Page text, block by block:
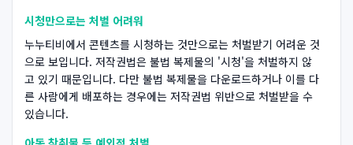
시청만으로는 처벌 어려워
누누티비에서 콘텐츠를 시청하는 것만으로는 처벌받기 어려운 것
으로 보입니다. 저작권법은 불법 복제물의 '시청'을 처벌하지 않
고 있기 때문입니다. 다만 불법 복제물을 다운로드하거나 이를 다
른 사람에게 배포하는 경우에는 저작권법 위반으로 처벌받을 수
있습니다.